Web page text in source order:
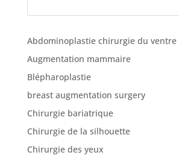
Avant
Après
Devis
Gratuit
Abdominoplastie chirurgie du ventre
Augmentation mammaire
Blépharoplastie
breast augmentation surgery
Chirurgie bariatrique
Chirurgie de la silhouette
Chirurgie des yeux